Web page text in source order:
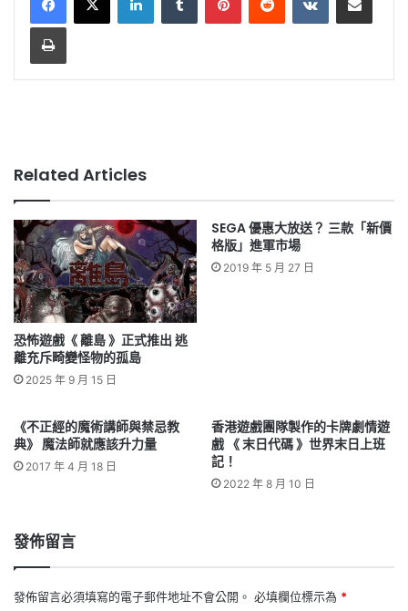
Print
Related Articles
恐怖遊戲《 離島 》正式推出 逃
離充斥畸變怪物的孤島
2025 年 9 月 15 日
SEGA 優惠大放送？ 三款「新價
格版」進軍市場
2019 年 5 月 27 日
《不正經的魔術講師與禁忌教
典》 魔法師就應該升力量
2017 年 4 月 18 日
香港遊戲團隊製作的卡牌劇情遊
戲 《 末日代碼 》世界末日上班
記！
2022 年 8 月 10 日
發佈留言
發佈留言必須填寫的電子郵件地址不會公開。 必填欄位標示為 *